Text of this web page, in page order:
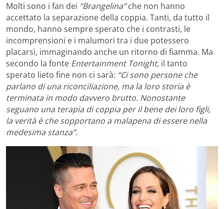
Molti sono i fan dei “Brangelina”che non hanno
accettato la separazione della coppia. Tanti, da tutto il
mondo, hanno sempre sperato che i contrasti, le
incomprensioni e i malumori tra i due potessero
placarsi, immaginando anche un ritorno di fiamma. Ma
secondo la fonte Entertainment Tonight, il tanto
sperato lieto fine non ci sarà: “Ci sono persone che
parlano di una riconciliazione, ma la loro storia è
terminata in modo davvero brutto. Nonostante
seguano una terapia di coppia per il bene dei loro figli,
la verità è che sopportano a malapena di essere nella
medesima stanza”.